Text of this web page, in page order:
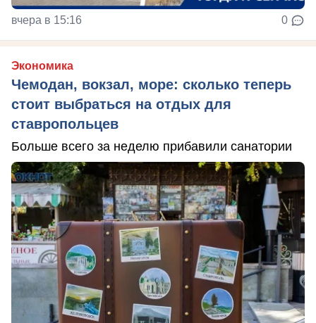
вчера в 15:16 0
Экономика
Чемодан, вокзал, море: сколько теперь
стоит выбраться на отдых для
ставропольцев
Больше всего за неделю прибавили санатории